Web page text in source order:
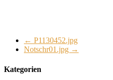
← P1130452.jpg
Notschr01.jpg →
Kategorien